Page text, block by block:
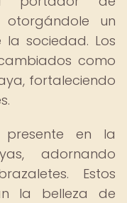
otorgándole un
sociedad. Los
como
fortaleciendo
en la
adornando
Estos
la belleza de